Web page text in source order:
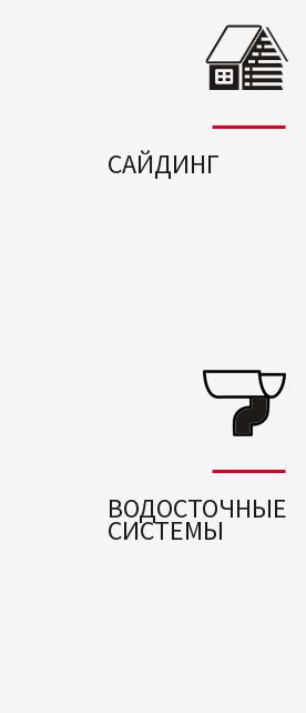
САЙДИНГ
ВОДОСТОЧНЫЕ
СИСТЕМЫ